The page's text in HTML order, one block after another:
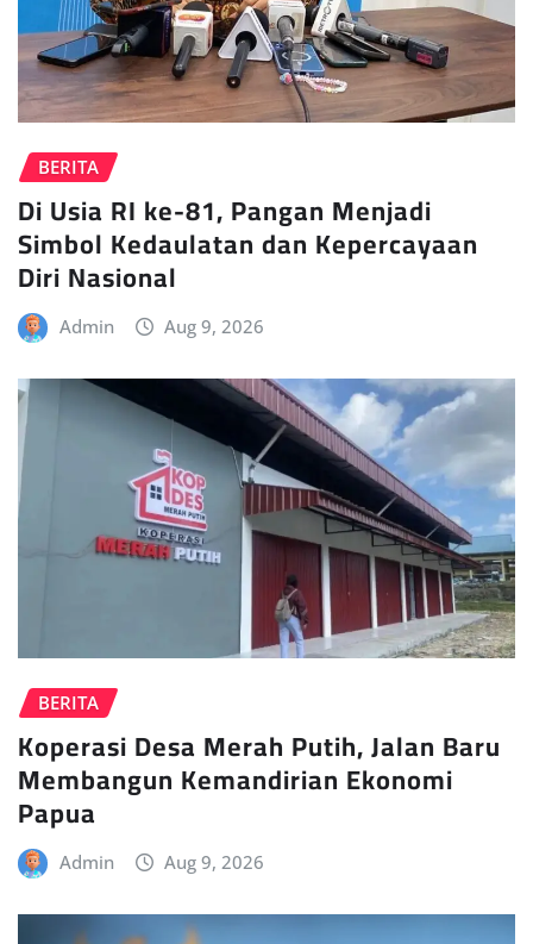
BERITA
Di Usia RI ke-81, Pangan Menjadi
Simbol Kedaulatan dan Kepercayaan
Diri Nasional
Admin Aug 9, 2026
BERITA
Koperasi Desa Merah Putih, Jalan Baru
Membangun Kemandirian Ekonomi
Papua
Admin Aug 9, 2026